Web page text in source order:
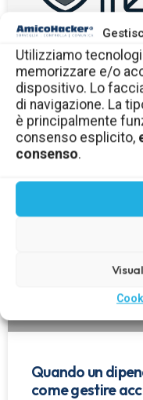
Utilizziamo
memorizzare e/o
dispositivo. Lo
di navigazione. La
è principalmente
consenso esplicito,
consenso.
Quando un
come gestire